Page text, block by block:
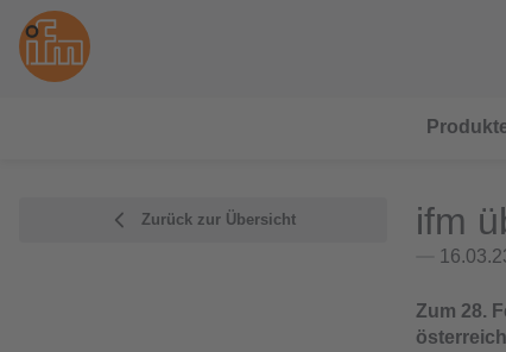
Zurück zur Übersicht ifm
Zum 28.